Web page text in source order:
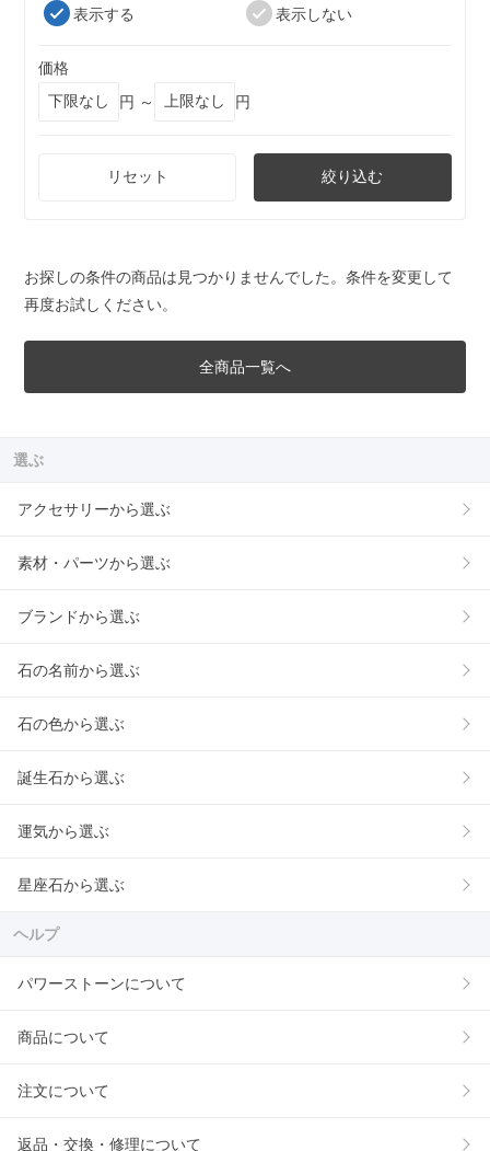
表示する
表示しない
価格
円 ～
円
リセット 絞り込む
お探しの条件の商品は見つかりませんでした。条件を変更して
再度お試しください。
全商品一覧へ
選ぶ
アクセサリーから選ぶ
素材・パーツから選ぶ
ブランドから選ぶ
石の名前から選ぶ
石の色から選ぶ
誕生石から選ぶ
運気から選ぶ
星座石から選ぶ
ヘルプ
パワーストーンについて
商品について
注文について
返品・交換・修理について